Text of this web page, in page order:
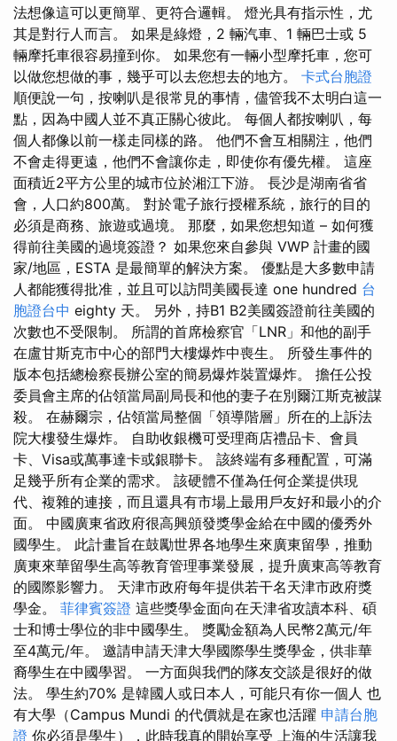
法想像這可以更簡單、更符合邏輯。 燈光具有指示性，尤
其是對行人而言。 如果是綠燈，2 輛汽車、1 輛巴士或 5
輛摩托車很容易撞到你。 如果您有一輛小型摩托車，您可
以做您想做的事，幾乎可以去您想去的地方。 卡式台胞證
順便說一句，按喇叭是很常見的事情，儘管我不太明白這一
點，因為中國人並不真正關心彼此。 每個人都按喇叭，每
個人都像以前一樣走同樣的路。 他們不會互相關注，他們
不會走得更遠，他們不會讓你走，即使你有優先權。 這座
面積近2平方公里的城市位於湘江下游。 長沙是湖南省省
會，人口約800萬。 對於電子旅行授權系統，旅行的目的
必須是商務、旅遊或過境。 那麼，如果您想知道 – 如何獲
得前往美國的過境簽證？ 如果您來自參與 VWP 計畫的國
家/地區，ESTA 是最簡單的解決方案。 優點是大多數申請
人都能獲得批准，並且可以訪問美國長達 one hundred 台
胞證台中 eighty 天。 另外，持B1 B2美國簽證前往美國的
次數也不受限制。 所謂的首席檢察官「LNR」和他的副手
在盧甘斯克市中心的部門大樓爆炸中喪生。 所發生事件的
版本包括總檢察長辦公室的簡易爆炸裝置爆炸。 擔任公投
委員會主席的佔領當局副局長和他的妻子在別爾江斯克被謀
殺。 在赫爾宗，佔領當局整個「領導階層」所在的上訴法
院大樓發生爆炸。 自助收銀機可受理商店禮品卡、會員
卡、Visa或萬事達卡或銀聯卡。 該終端有多種配置，可滿
足幾乎所有企業的需求。 該硬體不僅為任何企業提供現
代、複雜的連接，而且還具有市場上最用戶友好和最小的介
面。 中國廣東省政府很高興頒發獎學金給在中國的優秀外
國學生。 此計畫旨在鼓勵世界各地學生來廣東留學，推動
廣東來華留學生高等教育管理事業發展，提升廣東高等教育
的國際影響力。 天津市政府每年提供若干名天津市政府獎
學金。 菲律賓簽證 這些獎學金面向在天津省攻讀本科、碩
士和博士學位的非中國學生。 獎勵金額為人民幣2萬元/年
至4萬元/年。 邀請申請天津大學國際學生獎學金，供非華
裔學生在中國學習。 一方面與我們的隊友交談是很好的做
法。 學生約70% 是韓國人或日本人，可能只有你一個人 也
有大學（Campus Mundi 的代價就是在家也活躍 申請台胞
證 你必須是學生），此時我真的開始享受 上海的生活讓我